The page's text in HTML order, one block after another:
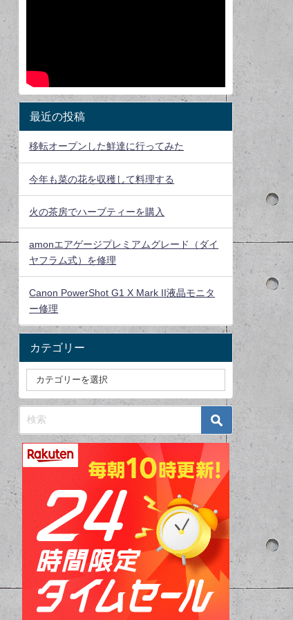
最近の投稿
移転オープンした鮮達に行ってみた
今年も菜の花を収穫して料理する
火の茶房でハーブティーを購入
amonエアゲージプレミアムグレード（ダイ
ヤフラム式）を修理
Canon PowerShot G1 X Mark II液晶モニタ
ー修理
カテゴリー